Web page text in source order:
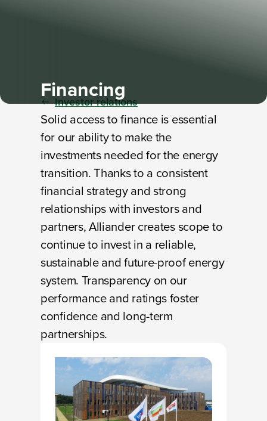
Financing
Investor relations
Solid access to finance is essential
for our ability to make the
investments needed for the energy
transition. Thanks to a consistent
financial strategy and strong
relationships with investors and
partners, Alliander creates scope to
continue to invest in a reliable,
sustainable and future-proof energy
system. Transparency on our
performance and ratings foster
confidence and long-term
partnerships.